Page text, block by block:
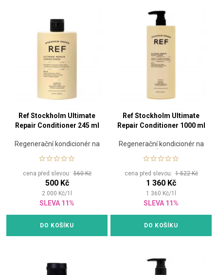
Ref Stockholm Ultimate
Repair Conditioner 245 ml
Regenerační kondicionér na
vlasy
cena před slevou:560 Kč
500 Kč
2 000 Kč/1
SLEVA 11%
DO KOŠÍKU
Ref Stockholm Ultimate
Repair Conditioner 1000 ml
Regenerační kondicionér na
vlasy
cena před slevou:1 522 Kč
1 360 Kč
1 360 Kč/1
SLEVA 11%
DO KOŠÍKU